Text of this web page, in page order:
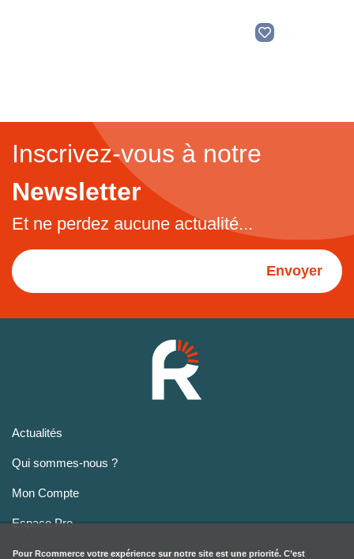
Inscrivez-vous à notre
Newsletter
Et ne perdez aucune actualité...
Envoyer
Actualités
Qui sommes-nous ?
Mon Compte
Espace Pro
Pour Rcommerce votre expérience sur notre site est une priorité. C’est